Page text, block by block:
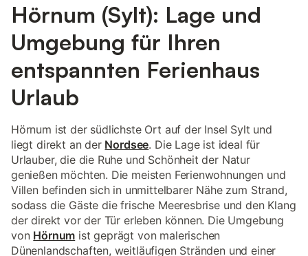
Hörnum (Sylt): Lage und
Umgebung für Ihren
entspannten Ferienhaus
Urlaub
Hörnum ist der südlichste Ort auf der Insel Sylt und
liegt direkt an der Nordsee. Die Lage ist ideal für
Urlauber, die die Ruhe und Schönheit der Natur
genießen möchten. Die meisten Ferienwohnungen und
Villen befinden sich in unmittelbarer Nähe zum Strand,
sodass die Gäste die frische Meeresbrise und den Klang
der direkt vor der Tür erleben können. Die Umgebung
von Hörnum ist geprägt von malerischen
Dünenlandschaften, weitläufigen Stränden und einer